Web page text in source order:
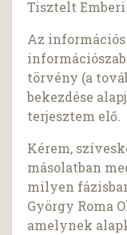
Tisztelt
Az
törvény (a
bekezdése
terjesztem elő.
Kérem,
másolatban
milyen
György Roma
amelynek